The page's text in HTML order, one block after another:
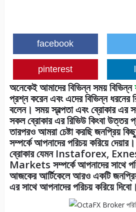
facebook
pinterest
অনেকেই আমাদের বিভিন্ন সময় বিভিন্ন
প্রশ্ন করেন এবং এদের বিভিন্ন ধরনের
বলেন। সময় স্বল্পতা এবং ব্রোকার এর
সকল ব্রোকার এর রিভিউ কিংবা উত্তর
তারপরও আমরা চেষ্টা করছি জনপ্রিয়
সম্পর্কে আপনাদের পরিচয় করিয়ে
ব্রোকার যেমন Instaforex,
Markets সম্পর্কে আপনাদের সাথে
আজকের আর্টিকেলে আরও একটি
এর সাথে আপনাদের পরিচয় করিয়ে দিবো।